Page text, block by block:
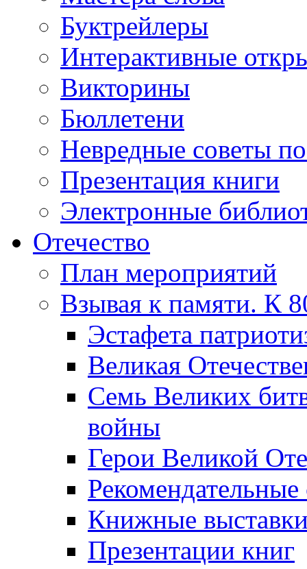
Буктрейлеры
Интерактивные
Викторины
Бюллетени
Невредные советы
Презентация книги
Электронные
Отечество
План мероприятий
Взывая к памяти. К
Эcтафета
Великая
Семь Великих
войны
Герои Великой
Рекомендательные
Книжные
Презентации книг